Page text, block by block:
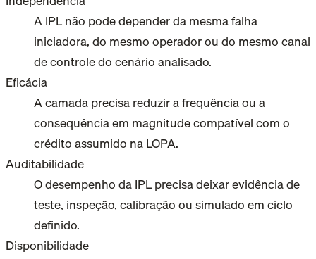
A IPL não pode depender da mesma falha
iniciadora, do mesmo operador ou do mesmo canal
de controle do cenário analisado.
Eficácia
A camada precisa reduzir a frequência ou a
consequência em magnitude compatível com o
crédito assumido na LOPA.
Auditabilidade
O desempenho da IPL precisa deixar evidência de
teste, inspeção, calibração ou simulado em ciclo
definido.
Disponibilidade